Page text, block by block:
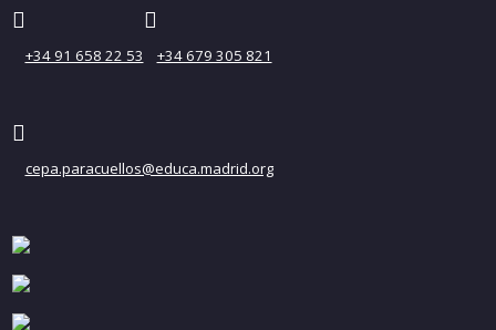
+34 91 658 22 53 +34 679 305 821
cepa.paracuellos@educa.madrid.org